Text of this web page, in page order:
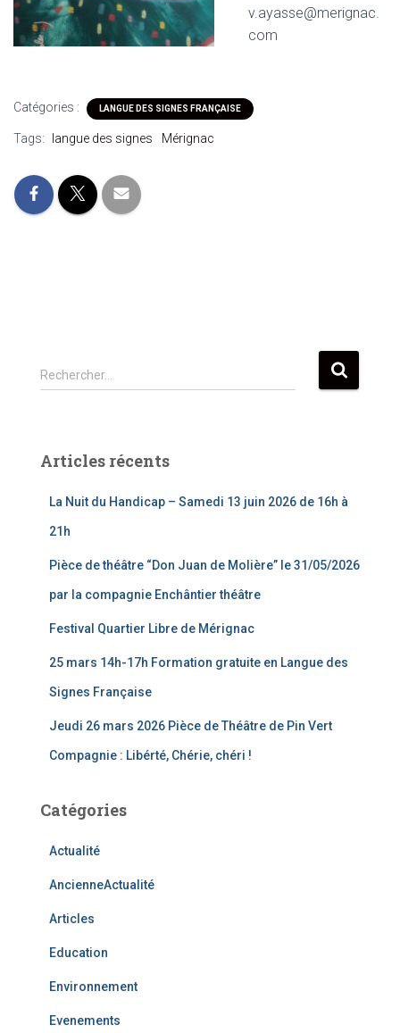
v.ayasse@merignac.
com
Catégories : LANGUE DES SIGNES FRANÇAISE
Tags: langue des signes Mérignac
R
e
r
Rechercher…
Articles récents
La Nuit du Handicap – Samedi 13 juin 2026 de 16h à
21h
Pièce de théâtre “Don Juan de Molière” le 31/05/2026
par la compagnie Enchântier théâtre
Festival Quartier Libre de Mérignac
25 mars 14h-17h Formation gratuite en Langue des
Signes Française
Jeudi 26 mars 2026 Pièce de Théâtre de Pin Vert
Compagnie : Libérté, Chérie, chéri !
Catégories
Actualité
AncienneActualité
Articles
Education
Environnement
Evenements